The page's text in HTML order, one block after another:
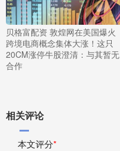
贝格富配资 敦煌网在美国爆火
跨境电商概念集体大涨！这只
20CM涨停牛股澄清：与其暂无
合作
相关评论
本文评分*